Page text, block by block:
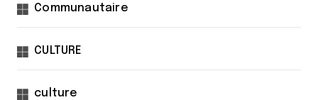
Communautaire
CULTURE
culture